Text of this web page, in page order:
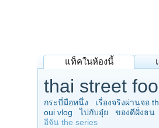
แท็คในห้องนี้
thai street
กระบี่มือหนึ่ง เรื่องจริงผ่านจอ
oui vlog
ไปกับอุ๋ย ของดีฝั่งธน
อีจัน the series